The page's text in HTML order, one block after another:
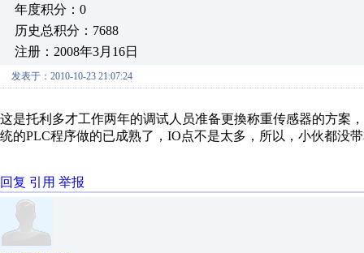
年度积分：0
历史总积分：7688
注册：2008年3月16日
发表于：2010-10-23 21:07:24
这是托利多才工作两年的调试人员准备更換称重传感器的方案
统的PLC程序做的已成熟了，IO点不是太多，所以，小伙都没
回复 引用 举报